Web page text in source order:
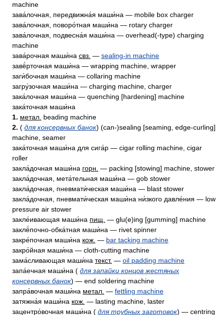
machine
зава́лочная, передвижна́я маши́на — mobile box charger
зава́лочная, поворо́тная маши́на — rotary charger
зава́лочная, подвесна́я маши́на — overhead(-type) charging
machine
зава́рочная маши́на свз. — sealing-in machine
завё́рточная маши́на — wrapping machine, wrapper
заги́бочная маши́на — collaring machine
загру́зочная маши́на — charging machine, charger
зака́лочная маши́на — quenching [hardening] machine
зака́точная маши́на
1. метал. beading machine
2. ( для консервных банок) (can-)sealing [seaming, edge-curling]
machine, seamer
зака́точная маши́на для сига́р — cigar rolling machine, cigar
roller
закла́дочная маши́на горн. — packing [stowing] machine, stower
закла́дочная, мета́тельная маши́на — gob stower
закла́дочная, пневмати́ческая маши́на — blast stower
закла́дочная, пневмати́ческая маши́на ни́зкого давле́ния — low
pressure air stower
закле́ивающая маши́на пищ. — glu(e)ing [gumming] machine
заклё́почно-обка́тная маши́на — rivet spinner
закре́почная маши́на кож. — bar tacking machine
закро́йная маши́на — cloth-cutting machine
зама́сливающая маши́на текст. — oil padding machine
запа́ечная маши́на ( для запайки концов жестяных
консервных банок) — end soldering machine
запра́вочная маши́на метал. — fettling machine
затяжна́я маши́на кож. — lasting machine, laster
зацентро́вочная маши́на ( для трубных заготовок) — centring